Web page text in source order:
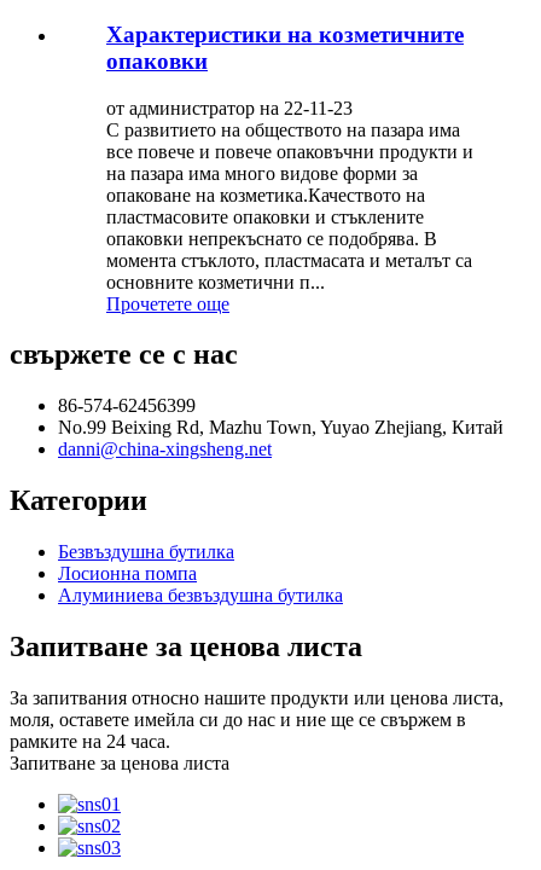
Характеристики на козметичните
опаковки
от администратор на 22-11-23
С развитието на обществото на пазара има
все повече и повече опаковъчни продукти и
на пазара има много видове форми за
опаковане на козметика.Качеството на
пластмасовите опаковки и стъклените
опаковки непрекъснато се подобрява. В
момента стъклото, пластмасата и металът са
основните козметични п...
Прочетете още
свържете се с нас
86-574-62456399
No.99 Beixing Rd, Mazhu Town, Yuyao Zhejiang, Китай
danni@china-xingsheng.net
Категории
Безвъздушна бутилка
Лосионна помпа
Алуминиева безвъздушна бутилка
Запитване за ценова листа
За запитвания относно нашите продукти или ценова листа,
моля, оставете имейла си до нас и ние ще се свържем в
рамките на 24 часа.
Запитване за ценова листа